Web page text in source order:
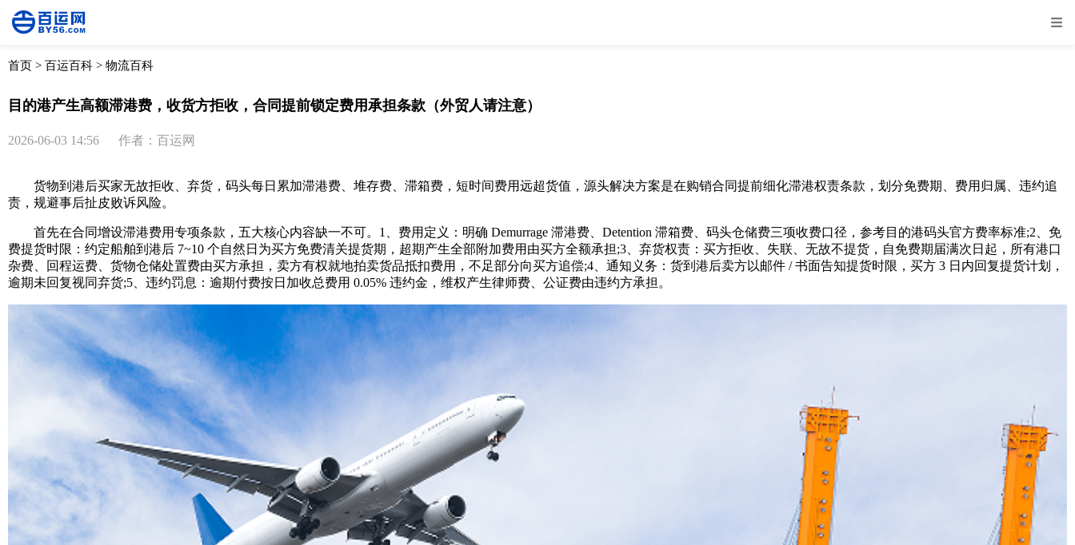
首页 > 百运百科 > 物流百科
目的港产生高额滞港费，收货方拒收，合同提前锁定费用承担条款（外贸人请注意）
2026-06-03 14:56 作者：百运网
货物到港后买家无故拒收、弃货，码头每日累加滞港费、堆存费、滞箱费，短时间费用远超货值，源头解决方案是在购销合同提前细化滞港权责条款，划分免费期、费用归属、违约追
责，规避事后扯皮败诉风险。
首先在合同增设滞港费用专项条款，五大核心内容缺一不可。1、费用定义：明确 Demurrage 滞港费、Detention 滞箱费、码头仓储费三项收费口径，参考目的港码头官方费率标准;2、免
费提货时限：约定船舶到港后 7~10 个自然日为买方免费清关提货期，超期产生全部附加费用由买方全额承担;3、弃货权责：买方拒收、失联、无故不提货，自免费期届满次日起，所有港口
杂费、回程运费、货物仓储处置费由买方承担，卖方有权就地拍卖货品抵扣费用，不足部分向买方追偿;4、通知义务：货到港后卖方以邮件 / 书面告知提货时限，买方 3 日内回复提货计划，
逾期未回复视同弃货;5、违约罚息：逾期付费按日加收总费用 0.05% 违约金，维权产生律师费、公证费由违约方承担。